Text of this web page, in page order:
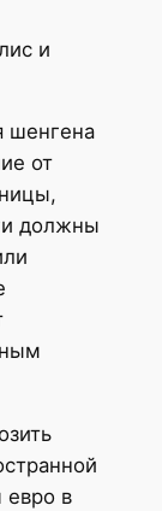
и
шенгена
от
должны
в